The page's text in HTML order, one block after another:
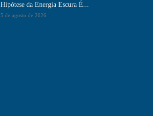
Hipótese da Energia Escura É...
5 de agosto de 2026